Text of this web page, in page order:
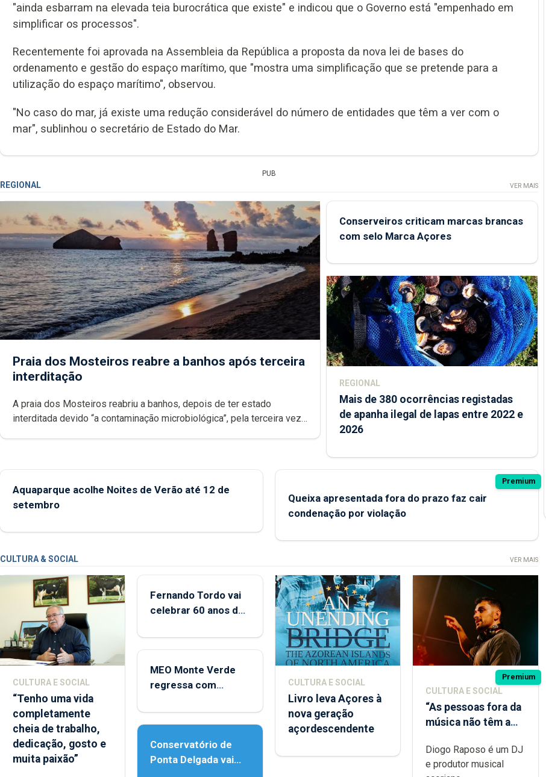
"ainda esbarram na elevada teia burocrática que existe" e indicou que o Governo está "empenhado em
simplificar os processos".
Recentemente foi aprovada na Assembleia da República a proposta da nova lei de bases do
ordenamento e gestão do espaço marítimo, que "mostra uma simplificação que se pretende para a
utilização do espaço marítimo", observou.
"No caso do mar, já existe uma redução considerável do número de entidades que têm a ver com o
mar", sublinhou o secretário de Estado do Mar.
PUB
REGIONAL VER MAIS
Praia dos Mosteiros reabre a banhos após terceira
interditação
A praia dos Mosteiros reabriu a banhos, depois de ter estado
interditada devido “a contaminação microbiológica”, pela terceira vez
Conserveiros criticam marcas brancas
com selo Marca Açores
REGIONAL
Mais de 380 ocorrências registadas
de apanha ilegal de lapas entre 2022 e
2026
Aquaparque acolhe Noites de Verão até 12 de
setembro
Premium
Queixa apresentada fora do prazo faz cair
condenação por violação
CULTURA & SOCIAL VER MAIS
CULTURA E SOCIAL
“Tenho uma vida
completamente
cheia de trabalho,
dedicação, gosto e
muita paixão”
Fernando Tordo vai
celebrar 60 anos de
Micaelense
MEO Monte Verde
regressa com
acessibilidade
Conservatório de
Ponta Delgada vai
CULTURA E SOCIAL
Livro leva Açores à
nova geração
açordescendente
Premium
CULTURA E SOCIAL
“As pessoas fora da
música não têm a
difícil é produzir
uma música”
Diogo Raposo é um DJ
e produtor musical